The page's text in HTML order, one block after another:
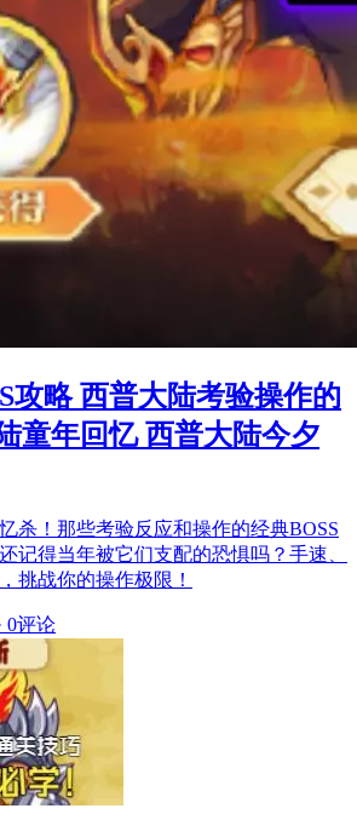
攻略 西普大陆考验操作的
童年回忆 西普大陆今夕
杀！那些考验反应和操作的经典BOSS
记得当年被它们支配的恐惧吗？手速、
挑战你的操作极限！
0评论